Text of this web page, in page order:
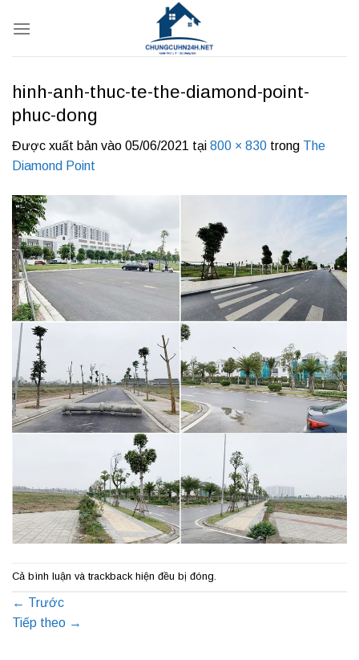
qua
hinh-anh-thuc-te-the-diamond-point-
phuc-dong
Được xuất bản vào 05/06/2021 tại 800 × 830 trong The
Diamond Point
Cả bình luận và trackback hiện đều bị đóng.
← Trước
Tiếp theo →